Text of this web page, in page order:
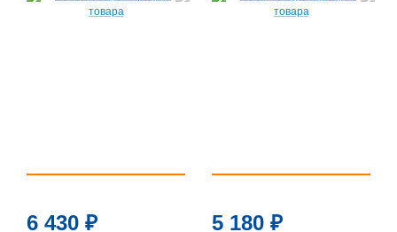
6 430 ₽ 5 180 ₽